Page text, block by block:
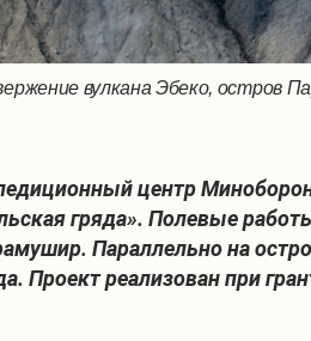
вулкана Эбеко, остров
центр
гряда». Полевые
Параллельно на
Проект реализован при